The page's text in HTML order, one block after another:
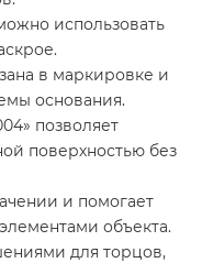
использовать
в маркировке и
основания.
позволяет
поверхностью без
и помогает
объекта.
для торцов,